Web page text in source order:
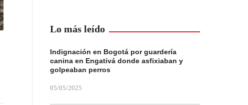
Lo más leído
Indignación en Bogotá por guardería
canina en Engativá donde asfixiaban y
golpeaban perros
05/05/2025